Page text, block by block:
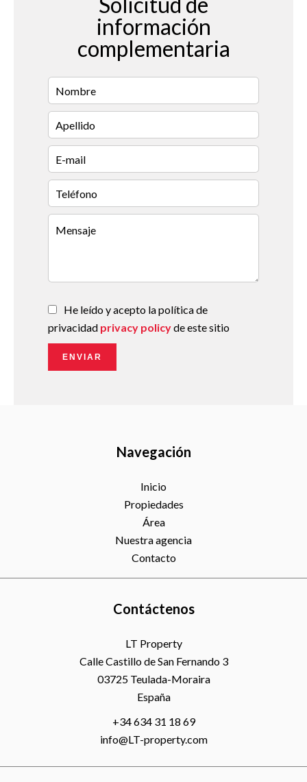
información
complementaria
He leído y acepto la política de
privacidad privacy policyde este sitio
ENVIAR
Navegación
Inicio
Propiedades
Área
Nuestra agencia
Contacto
Contáctenos
LT Property
Calle Castillo de San Fernando 3
03725Teulada-Moraira
España
+34 634 31 18 69
info@LT-property.com